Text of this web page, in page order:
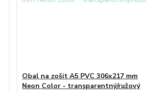
Obal na zošit A5 PVC 306x217 mm
Neon Color - transparentný/ružový